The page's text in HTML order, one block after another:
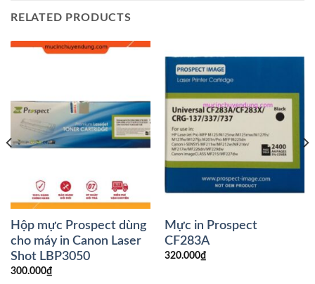
RELATED PRODUCTS
Hộp mực Prospect dùng
cho máy in Canon Laser
Shot LBP3050
300.000₫
Mực in Prospect
CF283A
320.000₫